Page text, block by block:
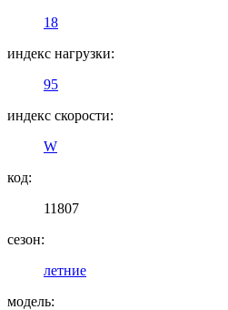
18
индекс нагрузки:
95
индекс скорости:
W
код:
11807
сезон:
летние
модель: